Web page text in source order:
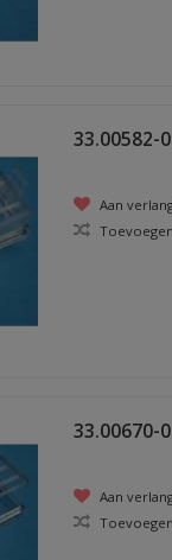
33.00582-
Aan
33.00670-
Aan